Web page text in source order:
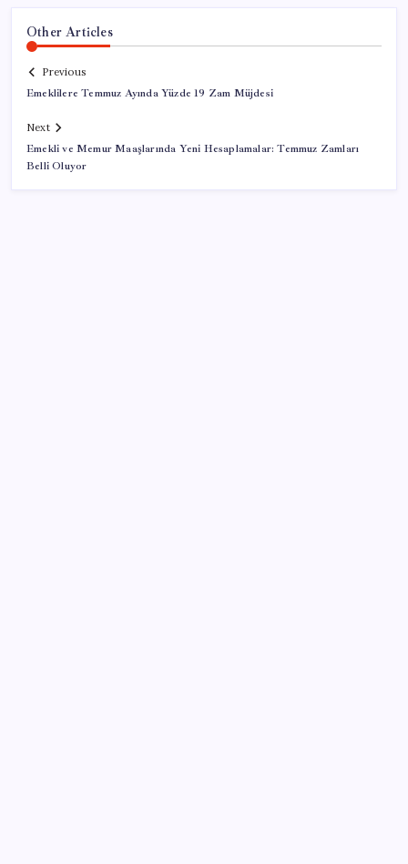
Other Articles
Previous
Emeklilere Temmuz Ayında Yüzde 19 Zam Müjdesi
Next
Emekli ve Memur Maaşlarında Yeni Hesaplamalar: Temmuz Zamları
Belli Oluyor